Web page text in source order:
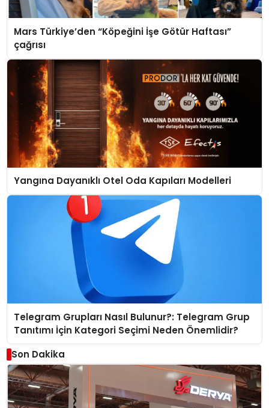
Mars Türkiye’den “Köpeğini İşe Götür Haftası”
çağrısı
Yangına Dayanıklı Otel Oda Kapıları Modelleri
Telegram Grupları Nasıl Bulunur?: Telegram Grup
Tanıtımı İçin Kategori Seçimi Neden Önemlidir?
Son Dakika